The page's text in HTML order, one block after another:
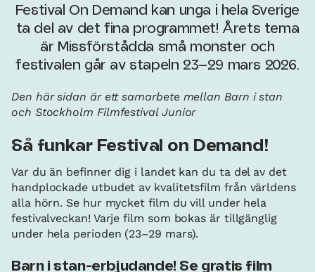
Festival On Demand kan unga i hela Sverige
ta del av det fina programmet! Årets tema
är Missförstådda små monster och
festivalen går av stapeln 23–29 mars 2026.
Den här sidan är ett samarbete mellan Barn i stan
och Stockholm Filmfestival Junior
Så funkar Festival on Demand!
Var du än befinner dig i landet kan du ta del av det
handplockade utbudet av kvalitetsfilm från världens
alla hörn. Se hur mycket film du vill under hela
festivalveckan! Varje film som bokas är tillgänglig
under hela perioden (23–29 mars).
Barn i stan-erbjudande! Se gratis film